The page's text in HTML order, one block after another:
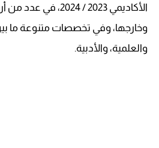
الأكاديمي 2023 /
وخارجها، وفي تخصصات متنوعة ما
والعلمية، والأدبية.